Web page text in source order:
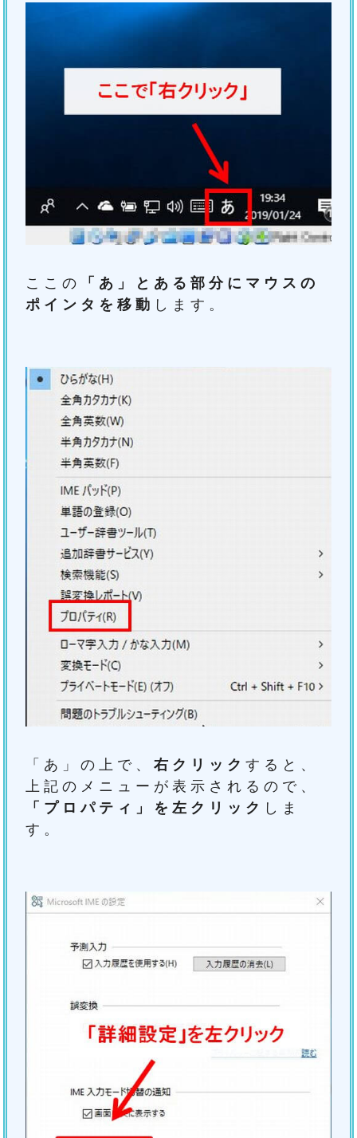
ここの
「あ」とある部分にマウスの
ポインタを移動 します。
「あ」の上で、右クリックすると、
上記のメニューが表示されるので、
「プロパティ」を左クリック しま
す。